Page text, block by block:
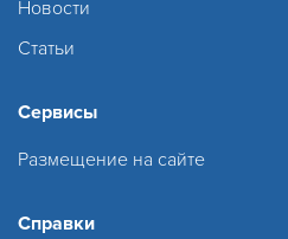
Новости
Статьи
Сервисы
Размещение на сайте
Справки